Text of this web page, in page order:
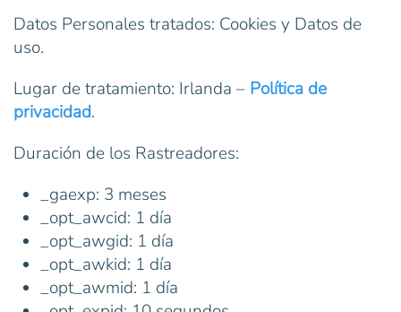
Datos Personales tratados: Cookies y Datos de
uso.
Lugar de tratamiento: Irlanda – Política de
privacidad.
Duración de los Rastreadores:
_gaexp: 3 meses
_opt_awcid: 1 día
_opt_awgid: 1 día
_opt_awkid: 1 día
_opt_awmid: 1 día